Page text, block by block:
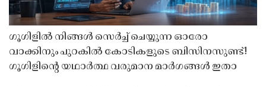
ഗൂഗിളിൽ നിങ്ങൾ സെർച്ച് ചെയ്യുന്ന ഓരോ
വാക്കിനും പുറകിൽ കോടികളുടെ ബിസിനസുണ്ട്!
ഗൂഗിളിന്റെ യഥാർത്ഥ വരുമാന മാർഗങ്ങൾ ഇതാ